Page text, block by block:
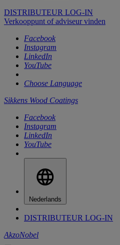
DISTRIBUTEUR LOG-IN
Verkooppunt of adviseur vinden
Facebook
Instagram
LinkedIn
YouTube
Choose Language
Sikkens Wood Coatings
Facebook
Instagram
LinkedIn
YouTube
Nederlands
DISTRIBUTEUR LOG-IN
AkzoNobel